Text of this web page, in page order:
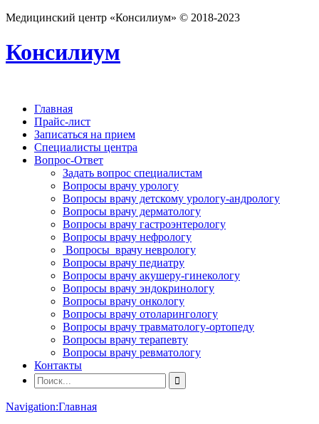
Медицинский центр «Консилиум» © 2018-2023
Консилиум
Главная
Прайс-лист
Записаться на прием
Специалисты центра
Вопрос-Ответ
Задать вопрос специалистам
Вопросы врачу урологу
Вопросы врачу детскому урологу-андрологу
Вопросы врачу дерматологу
Вопросы врачу гастроэнтерологу
Вопросы врачу нефрологу
Вопросы врачу неврологу
Вопросы врачу педиатру
Вопросы врачу акушеру-гинекологу
Вопросы врачу эндокринологу
Вопросы врачу онкологу
Вопросы врачу отоларингологу
Вопросы врачу травматологу-ортопеду
Вопросы врачу терапевту
Вопросы врачу ревматологу
Контакты
Navigation:Главная